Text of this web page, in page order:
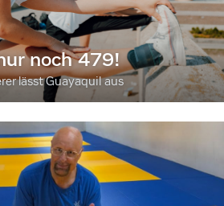
noch 479!
lässt Guayaquil aus